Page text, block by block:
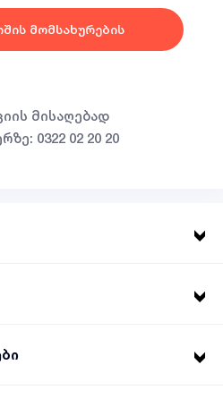
მომსახურების
მისაღებად
0322 02 20 20